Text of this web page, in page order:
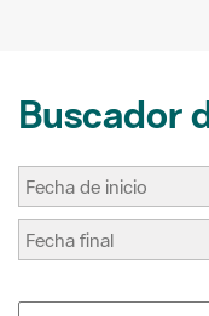
Buscador